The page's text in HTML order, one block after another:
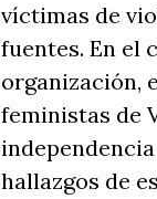
víctimas de
fuentes. En el
organización,
feministas de
hallazgos de